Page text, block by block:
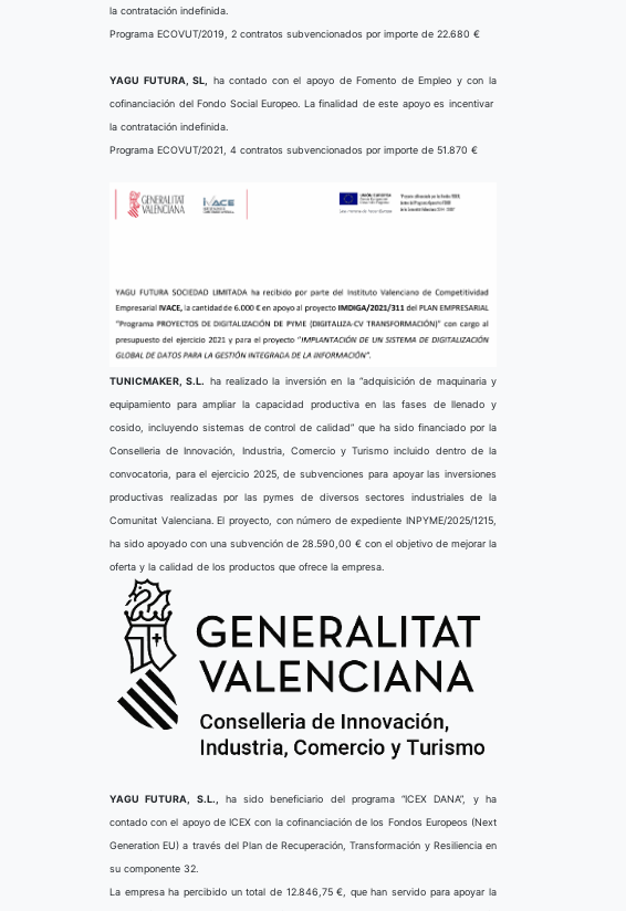
la contratación indefinida.
Programa ECOVUT/2019, 2 contratos subvencionados por importe de 22.680 €
YAGU FUTURA, SL,
ha contado con el apoyo de Fomento de Empleo y con la
cofinanciación del Fondo Social Europeo. La finalidad de este apoyo es incentivar
la contratación indefinida.
Programa ECOVUT/2021, 4 contratos subvencionados por importe de 51.870 €
TUNICMAKER, S.L. ha realizado la inversión en la “adquisición de maquinaria y
equipamiento para ampliar la capacidad productiva en las fases de llenado y
cosido, incluyendo sistemas de control de calidad” que ha sido financiado por la
Conselleria de Innovación, Industria, Comercio y Turismo incluido dentro de la
convocatoria, para el ejercicio 2025, de subvenciones para apoyar las inversiones
productivas realizadas por las pymes de diversos sectores industriales de la
Comunitat Valenciana. El proyecto, con número de expediente INPYME/2025/1215,
ha sido apoyado con una subvención de 28.590,00 € con el objetivo de mejorar la
oferta y la calidad de los productos que ofrece la empresa.
YAGU FUTURA, S.L.,
ha sido beneficiario del programa “ICEX DANA”, y ha
contado con el apoyo de ICEX con la cofinanciación de los Fondos Europeos (Next
Generation EU) a través del Plan de Recuperación, Transformación y Resiliencia en
su componente 32.
La empresa ha percibido un total de 12.846,75 €, que han servido para apoyar la